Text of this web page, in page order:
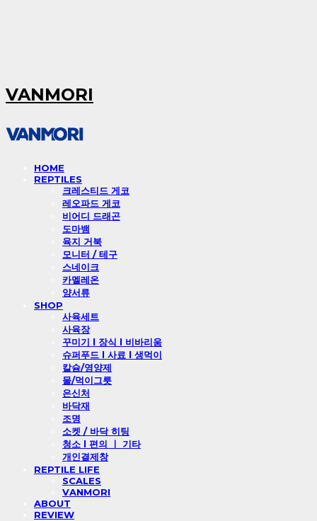
VANMORI
HOME
REPTILES
크레스티드 게코
레오파드 게코
비어디 드래곤
도마뱀
육지 거북
모니터 / 테구
스네이크
카멜레온
양서류
SHOP
사육세트
사육장
꾸미기 l 장식 l 비바리움
슈퍼푸드 l 사료 l 생먹이
칼슘/영양제
물/먹이그릇
은신처
바닥재
조명
소켓 / 바닥 히팅
청소 l 편의 ㅣ 기타
개인결제창
REPTILE LIFE
SCALES
VANMORI
ABOUT
REVIEW